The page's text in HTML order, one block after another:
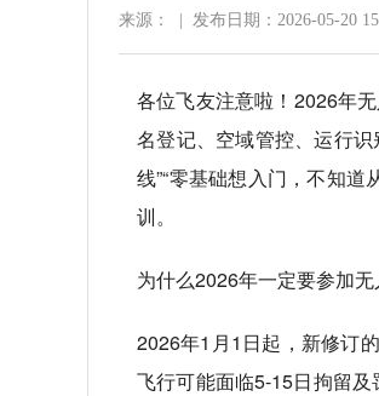
来源： 发布日期：2026-05-20
各位飞友注意啦！2026年
名登记、空域管控、运行
线”“零基础想入门，不知
训。
为什么2026年一定要参加无
2026年1月1日起，新修订
飞行可能面临5-15日拘留